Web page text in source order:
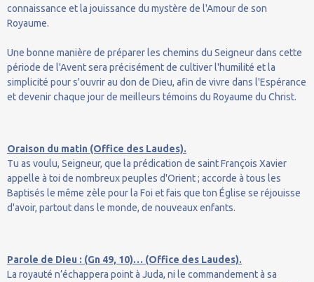
connaissance et la jouissance du mystère de l'Amour de son
Royaume.
Une bonne manière de préparer les chemins du Seigneur dans cette
période de l'Avent sera précisément de cultiver l'humilité et la
simplicité pour s'ouvrir au don de Dieu, afin de vivre dans l'Espérance
et devenir chaque jour de meilleurs témoins du Royaume du Christ.
Oraison du matin (Office des Laudes).
Tu as voulu, Seigneur, que la prédication de saint François Xavier
appelle à toi de nombreux peuples d'Orient ; accorde à tous les
Baptisés le même zèle pour la Foi et fais que ton Église se réjouisse
d'avoir, partout dans le monde, de nouveaux enfants.
Parole de Dieu : (Gn 49, 10)… (Office des Laudes).
La royauté n’échappera point à Juda, ni le commandement à sa